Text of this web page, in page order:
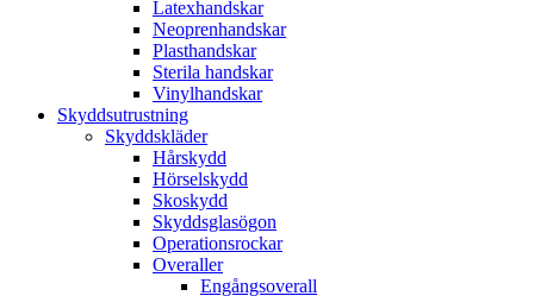
Latexhandskar
Neoprenhandskar
Plasthandskar
Sterila handskar
Vinylhandskar
Skyddsutrustning
Skyddskläder
Hårskydd
Hörselskydd
Skoskydd
Skyddsglasögon
Operationsrockar
Overaller
Engångsoverall